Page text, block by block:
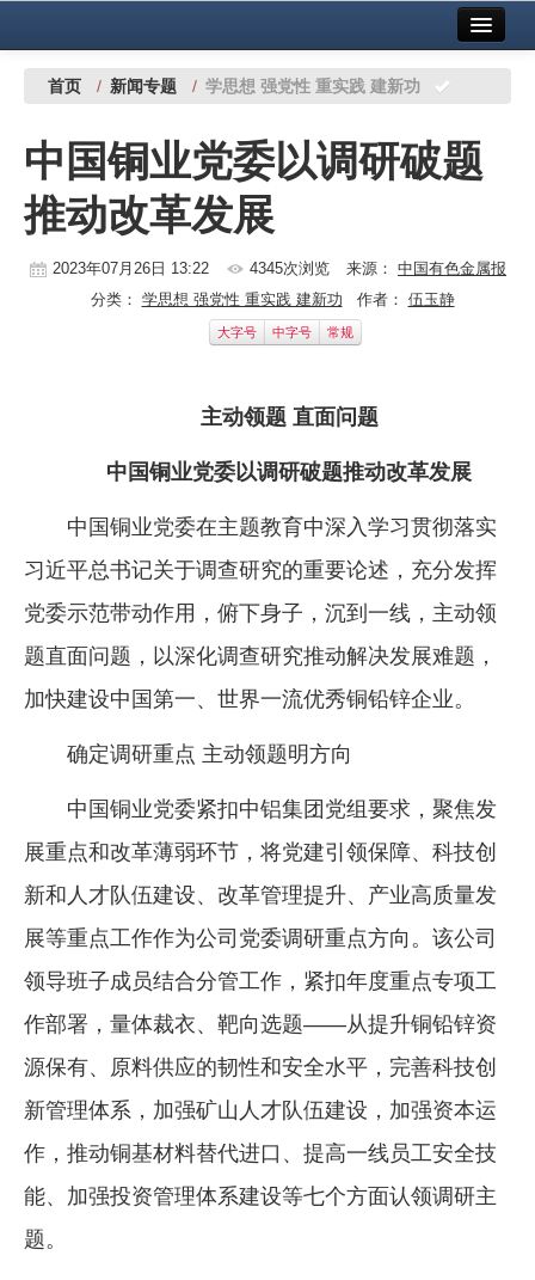
中国有色金属报社主办 广告服务
铜镍铅锌
铝
稀有稀土
党建工作
企业文化
《资源再生》杂志
行情报价
首页 / 新闻专题 / 学思想 强党性 重实践 建新功
中国铜业党委以调研破题
推动改革发展
2023年07月26日 13:22 4345次浏览 来源： 中国有色金属报
分类： 学思想 强党性 重实践 建新功 作者： 伍玉静
大字号 中字号 常规
主动领题 直面问题
中国铜业党委以调研破题推动改革发展
中国铜业党委在主题教育中深入学习贯彻落实
习近平总书记关于调查研究的重要论述，充分发挥
党委示范带动作用，俯下身子，沉到一线，主动领
题直面问题，以深化调查研究推动解决发展难题，
加快建设中国第一、世界一流优秀铜铅锌企业。
确定调研重点 主动领题明方向
中国铜业党委紧扣中铝集团党组要求，聚焦发
展重点和改革薄弱环节，将党建引领保障、科技创
新和人才队伍建设、改革管理提升、产业高质量发
展等重点工作作为公司党委调研重点方向。该公司
领导班子成员结合分管工作，紧扣年度重点专项工
作部署，量体裁衣、靶向选题——从提升铜铅锌资
源保有、原料供应的韧性和安全水平，完善科技创
新管理体系，加强矿山人才队伍建设，加强资本运
作，推动铜基材料替代进口、提高一线员工安全技
能、加强投资管理体系建设等七个方面认领调研主
题。